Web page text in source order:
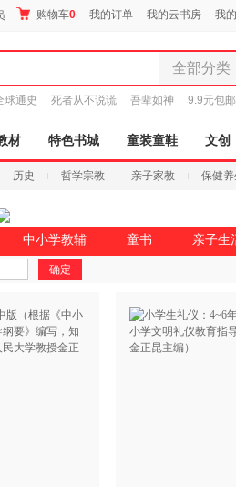
购物车0 我的订单 我的云书房 我
全部分类
全部分类
图书
电子书
音像
时尚美妆
母婴用品
童装童鞋
家居日用
球通史 死者从不说谎 吾辈如神 9.9元包邮
材 特色书城 童装童鞋 文创
历史 哲学宗教 亲子家教 保健养
中小学教辅 童书 亲子生